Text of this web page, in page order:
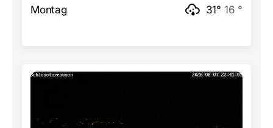
Montag 31° 16 °